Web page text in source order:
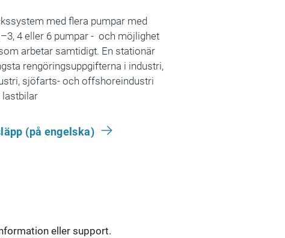
med flera pumpar med
4 eller 6 pumpar - och möjlighet
arbetar samtidigt. En stationär
rengöringsuppgifterna i industri,
sjöfarts- och offshoreindustri
(på engelska)
eller support.